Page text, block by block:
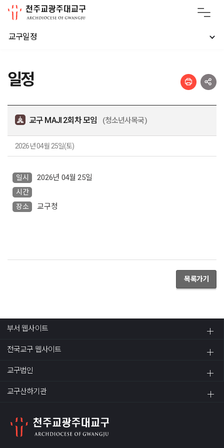
교구일정
일정
교구 MAJI 2회차 모임 (청소년사목국)
2026년 04월 25일(토)
일시 2026년 04월 25일
시간
장소
교구청
목록가기
부서 웹사이트
전국교구 웹사이트
교구법인
교구산하기관